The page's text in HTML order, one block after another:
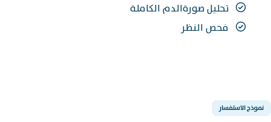
تحليل صورةالدم الكاملة
فحص النظر
نموذج الاستفسار